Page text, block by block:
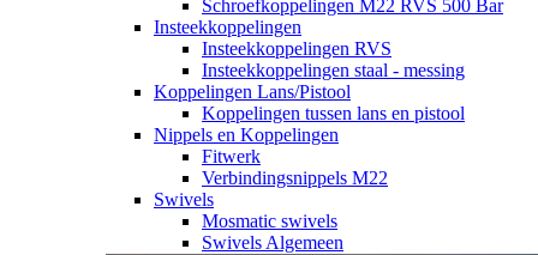
Schroefkoppelingen M22 RVS 500 Bar
Insteekkoppelingen
Insteekkoppelingen RVS
Insteekkoppelingen staal - messing
Koppelingen Lans/Pistool
Koppelingen tussen lans en pistool
Nippels en Koppelingen
Fitwerk
Verbindingsnippels M22
Swivels
Mosmatic swivels
Swivels Algemeen